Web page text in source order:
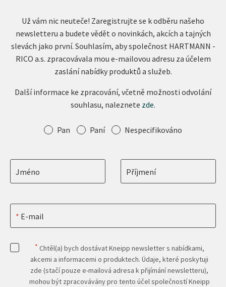
Už vám nic neuteče! Zaregistrujte se k odběru našeho
newsletteru a budete vědět o novinkách, akcích a tajných
slevách jako první. Souhlasím, aby společnost HARTMANN -
RICO a.s. zpracovávala mou e-mailovou adresu za účelem
zaslání nabídky produktů a služeb.
Další informace ke zpracování, včetně možnosti odvolání
souhlasu, naleznete zde.
Oslovení Pan Paní Nespecifikováno
Jméno Příjmení
E-mail
* Chtěl(a) bych dostávat Kneipp newsletter s nabídkami,
akcemi a informacemi o produktech. Údaje, které poskytuji
zde (stačí pouze e-mailová adresa k přijímání newsletteru),
mohou být zpracovávány pro tento účel společností Kneipp